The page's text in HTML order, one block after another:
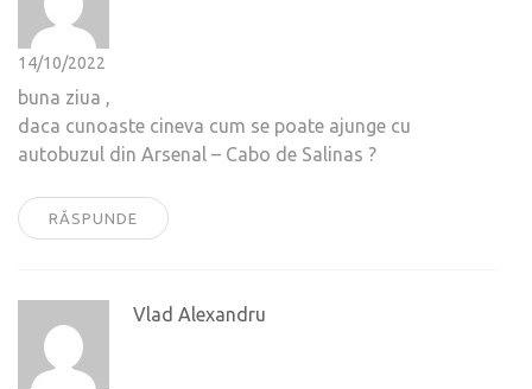
14/10/2022
buna ziua ,
daca cunoaste cineva cum se poate ajunge cu
autobuzul din Arsenal – Cabo de Salinas ?
RĂSPUNDE
Vlad Alexandru